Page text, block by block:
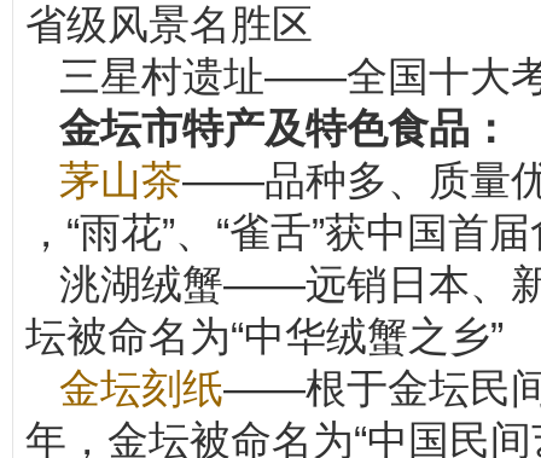
省级风景名胜区
三星村遗址——全国十大
金坛市特产及特色食品：
茅山茶——品种多、质量优
，“雨花”、“雀舌”获中国首
洮湖绒蟹——远销日本、
坛被命名为“中华绒蟹之乡”
金坛刻纸——根于金坛民
年，金坛被命名为“中国民